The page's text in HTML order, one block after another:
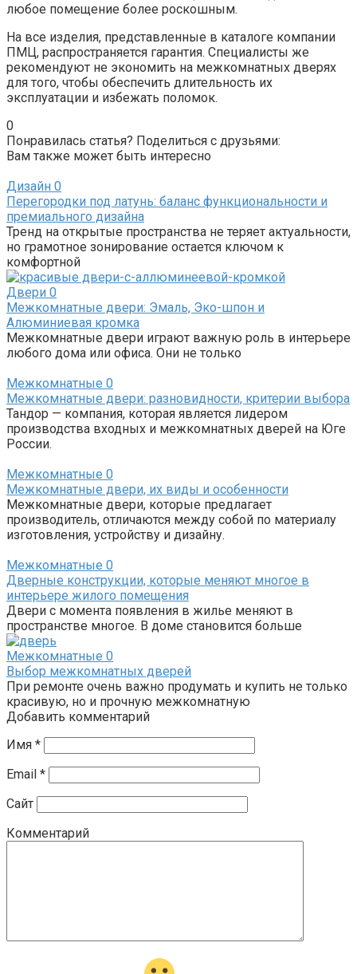
любое помещение более роскошным.
На все изделия, представленные в каталоге компании
ПМЦ, распространяется гарантия. Специалисты же
рекомендуют не экономить на межкомнатных дверях
для того, чтобы обеспечить длительность их
эксплуатации и избежать поломок.
0
Понравилась статья? Поделиться с друзьями:
Вам также может быть интересно
Дизайн 0
Перегородки под латунь: баланс функциональности и
премиального дизайна
Тренд на открытые пространства не теряет актуальности,
но грамотное зонирование остается ключом к
комфортной
Двери 0
Межкомнатные двери: Эмаль, Эко-шпон и
Алюминиевая кромка
Межкомнатные двери играют важную роль в интерьере
любого дома или офиса. Они не только
Межкомнатные 0
Межкомнатные двери: разновидности, критерии выбора
Тандор — компания, которая является лидером
производства входных и межкомнатных дверей на Юге
России.
Межкомнатные 0
Межкомнатные двери, их виды и особенности
Межкомнатные двери, которые предлагает
производитель, отличаются между собой по материалу
изготовления, устройству и дизайну.
Межкомнатные 0
Дверные конструкции, которые меняют многое в
интерьере жилого помещения
Двери с момента появления в жилье меняют в
пространстве многое. В доме становится больше
Межкомнатные 0
Выбор межкомнатных дверей
При ремонте очень важно продумать и купить не только
красивую, но и прочную межкомнатную
Добавить комментарий
Имя *
Email *
Сайт
Комментарий